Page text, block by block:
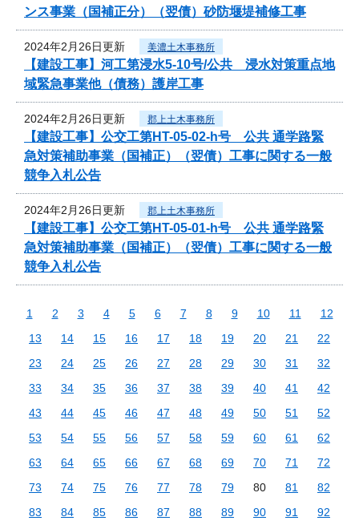
ンス事業（国補正分）（翌債）砂防堰堤補修工事
2024年2月26日更新 美濃土木事務所
【建設工事】河工第浸水5-10号/公共 浸水対策重点地
域緊急事業他（債務）護岸工事
2024年2月26日更新 郡上土木事務所
【建設工事】公交工第HT-05-02-h号 公共 通学路緊
急対策補助事業（国補正）（翌債）工事に関する一般
競争入札公告
2024年2月26日更新 郡上土木事務所
【建設工事】公交工第HT-05-01-h号 公共 通学路緊
急対策補助事業（国補正）（翌債）工事に関する一般
競争入札公告
1 2 3 4 5 6 7 8 9 10 11
12
13
14 15 16 17 18 19 20 21
22
23
24 25 26 27 28 29 30 31
32
33
34 35 36 37 38 39 40 41
42
43
44 45 46 47 48 49 50 51
52
53
54 55 56 57 58 59 60 61
62
63
64 65 66 67 68 69 70 71
72
73
74 75 76 77 78 79 80 81
82
83
84 85 86 87 88 89 90 91
92